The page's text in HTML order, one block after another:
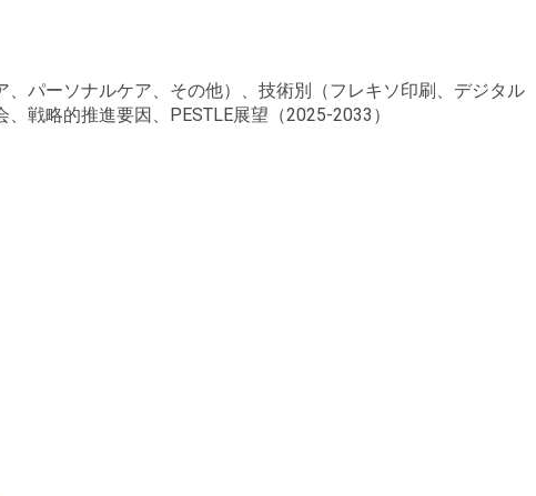
パーソナルケア、その他）、技術別（フレキソ印刷、デジタル
戦略的推進要因、PESTLE展望（2025-2033）